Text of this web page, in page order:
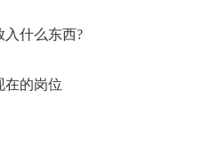
入什么东西?
在的岗位